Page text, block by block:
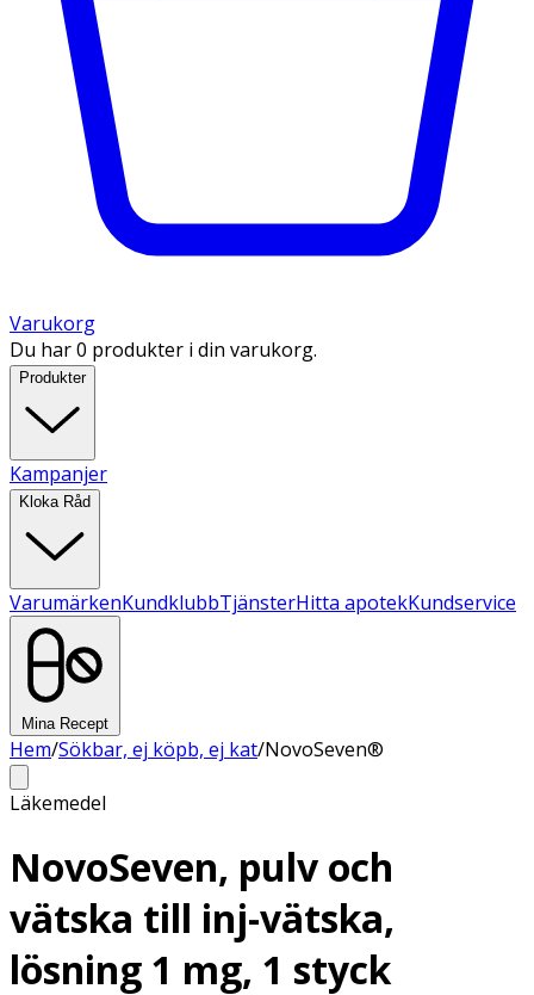
Varukorg
Du har 0 produkter i din varukorg.
Produkter
Kampanjer
Kloka Råd
VarumärkenKundklubbTjänsterHitta apotekKundservice
Mina Recept
Hem/Sökbar, ej köpb, ej kat/NovoSeven®
Läkemedel
NovoSeven, pulv och
vätska till inj-vätska,
lösning 1 mg, 1 styck